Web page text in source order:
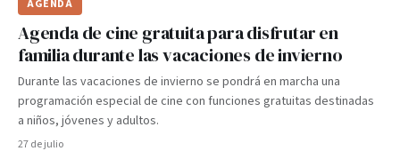
AGENDA
Agenda de cine gratuita para disfrutar en
familia durante las vacaciones de invierno
Durante las vacaciones de invierno se pondrá en marcha una
programación especial de cine con funciones gratuitas destinadas
a niños, jóvenes y adultos.
27 de julio